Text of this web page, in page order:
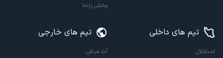
پخش زنده
تیم های داخلی
استقلال
تیم های خارجی
آث میلان